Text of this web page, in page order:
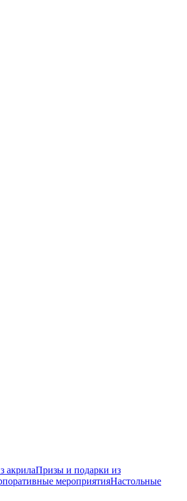
акрилаПризы и подарки из
мероприятияНастольные